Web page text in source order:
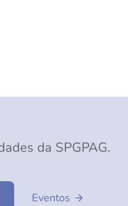
da SPGPAG.
Eventos